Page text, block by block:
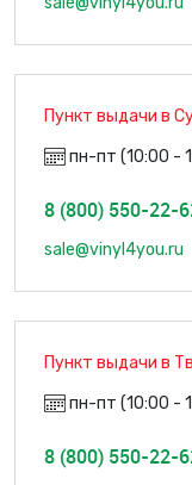
Пункт выдачи в
пн-пт (10:00 -
8 (800) 550-22-
sale@vinyl4you.ru
Пункт выдачи в
пн-пт (10:00 -
8 (800) 550-22-